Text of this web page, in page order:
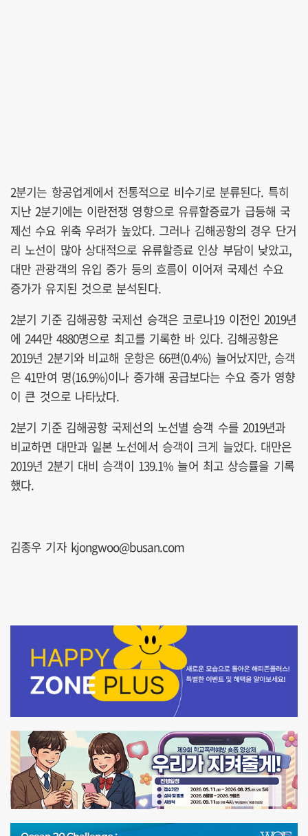
2분기는 항공업계에서 전통적으로 비수기로 분류된다. 특히
지난 2분기에는 이란전쟁 영향으로 유류할증료가 급등해 국
제선 수요 위축 우려가 높았다. 그러나 김해공항의 경우 단거
리 노선이 많아 상대적으로 유류할증료 인상 부담이 낮았고,
대만 관광객의 유입 증가 등의 흐름이 이어져 국제선 수요
증가가 유지된 것으로 분석된다.
2분기 기준 김해공항 국제선 승객은 코로나19 이전인 2019년
에 244만 4880명으로 최고를 기록한 바 있다. 김해공항은
2019년 2분기와 비교해 운항은 66편(0.4%) 늘어났지만, 승객
은 41만여 명(16.9%)이나 증가해 공급보다는 수요 증가 영향
이 큰 것으로 나타났다.
2분기 기준 김해공항 국제선의 노선별 승객 수를 2019년과
비교하면 대만과 일본 노선에서 승객이 크게 늘었다. 대만은
2019년 2분기 대비 승객이 139.1% 늘어 최고 상승률을 기록
했다.
김종우 기자 kjongwoo@busan.com